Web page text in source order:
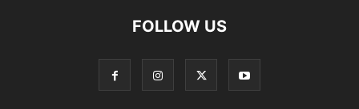
FOLLOW US